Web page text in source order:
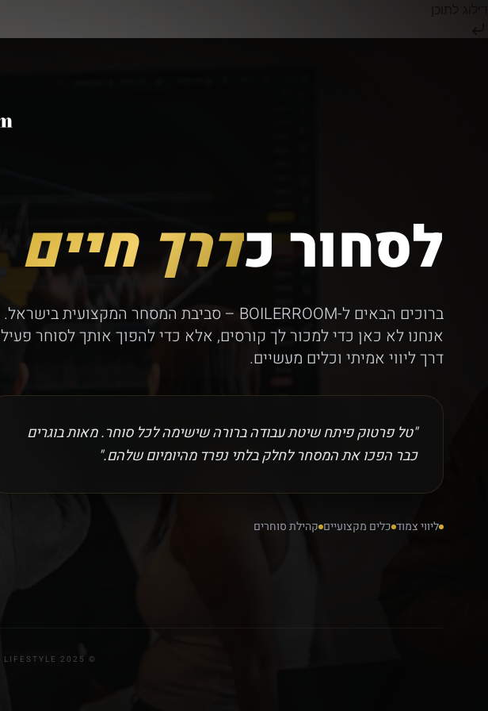
לסחור כדרך חיים
ברוכים הבאים ל-BOILERROOM – סביבת המסחר המקצועית בישראל.
אנחנו לא כאן כדי למכור לך קורסים, אלא כדי להפוך אותך לסוחר פעיל
דרך ליווי אמיתי וכלים מעשיים.
"טל פרטוק פיתח שיטת עבודה ברורה שישימה לכל סוחר. מאות בוגרים
כבר הפכו את המסחר לחלק בלתי נפרד מהיומיום שלהם."
ליווי צמוד כלים מקצועיים קהילת סוחרים
© 2025 BOILERROOM ISRAEL • TRADING AS A LIFESTYLE